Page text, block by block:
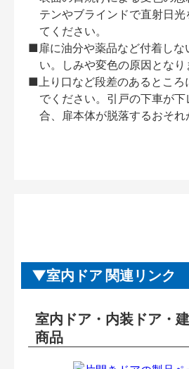
テンやブラインドで直射日
てください。
■扉に油分や薬品など付着しな
い。しみや変色の原因となり
■上り口など段差のあるところ
でください。引戸の下車が
合、扉本体が脱落するおそれ
室内ドア 関連リンク
室内ドア・内装ドア・
商品